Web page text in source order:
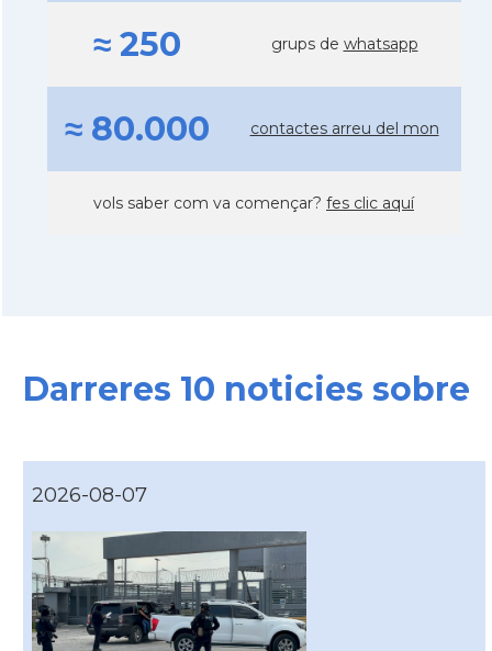
≈ 250 grups de whatsapp
≈ 80.000 contactes arreu del mon
vols saber com va començar? fes clic aquí
Darreres 10 noticies sobre
2026-08-07